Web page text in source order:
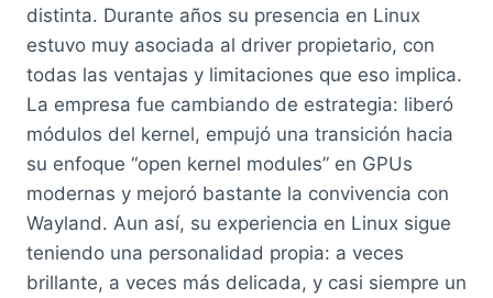
distinta. Durante años su presencia en Linux
estuvo muy asociada al driver propietario, con
todas las ventajas y limitaciones que eso implica.
La empresa fue cambiando de estrategia: liberó
módulos del kernel, empujó una transición hacia
su enfoque “open kernel modules” en GPUs
modernas y mejoró bastante la convivencia con
Wayland. Aun así, su experiencia en Linux sigue
teniendo una personalidad propia: a veces
brillante, a veces más delicada, y casi siempre un